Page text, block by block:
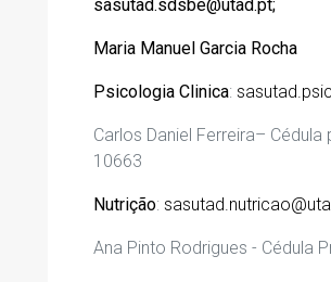
sasutad.sdsbe@utad.pt;
Maria Manuel Garcia Rocha
Psicologia Clinica:
Carlos Daniel Ferreira– Cédula
10663
Nutrição:
Ana Pinto Rodrigues - Cédula